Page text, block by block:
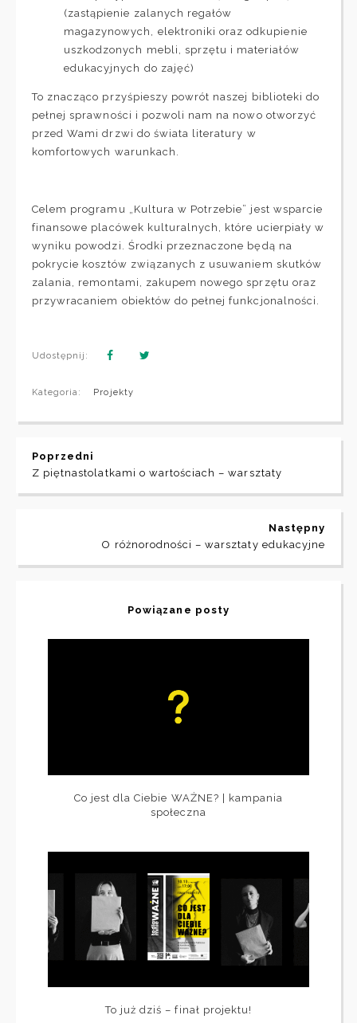
(zastąpienie zalanych regałów
magazynowych, elektroniki oraz odkupienie
uszkodzonych mebli, sprzętu i materiałów
edukacyjnych do zajęć)
To znacząco przyśpieszy powrót naszej biblioteki do
pełnej sprawności i pozwoli nam na nowo otworzyć
przed Wami drzwi do świata literatury w
komfortowych warunkach.
Celem programu „Kultura w Potrzebie” jest wsparcie
finansowe placówek kulturalnych, które ucierpiały w
wyniku powodzi. Środki przeznaczone będą na
pokrycie kosztów związanych z usuwaniem skutków
zalania, remontami, zakupem nowego sprzętu oraz
przywracaniem obiektów do pełnej funkcjonalności.
Udostępnij:
Kategoria: Projekty
Poprzedni
Z piętnastolatkami o wartościach – warsztaty
Następny
O różnorodności – warsztaty edukacyjne
Powiązane posty
Co jest dla Ciebie WAŻNE? | kampania
społeczna
To już dziś – finał projektu!